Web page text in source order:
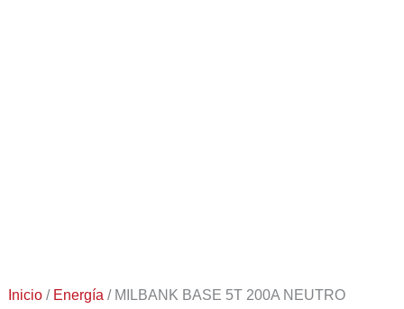
Inicio/ Energía / MILBANK BASE 5T 200A NEUTRO